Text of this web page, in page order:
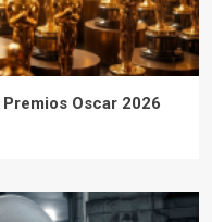
Oscar 2026